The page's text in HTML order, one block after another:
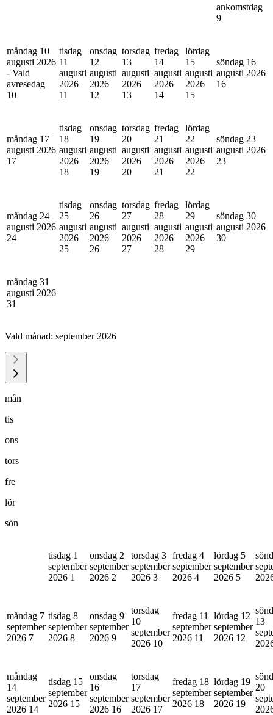
ankomstdag
9
måndag 10
augusti 2026
- Vald
avresedag
10
tisdag
11
augusti
2026
11
onsdag
12
augusti
2026
12
torsdag
13
augusti
2026
13
fredag
14
augusti
2026
14
lördag
15
augusti
2026
15
söndag 16
augusti 2026
16
måndag 17
augusti 2026
17
tisdag
18
augusti
2026
18
onsdag
19
augusti
2026
19
torsdag
20
augusti
2026
20
fredag
21
augusti
2026
21
lördag
22
augusti
2026
22
söndag 23
augusti 2026
23
måndag 24
augusti 2026
24
tisdag
25
augusti
2026
25
onsdag
26
augusti
2026
26
torsdag
27
augusti
2026
27
fredag
28
augusti
2026
28
lördag
29
augusti
2026
29
söndag 30
augusti 2026
30
måndag 31
augusti 2026
31
Vald månad: september 2026
mån
tis
ons
tors
fre
lör
sön
tisdag 1
september
2026 1
onsdag 2
september
2026 2
torsdag 3
september
2026 3
fredag 4
september
2026 4
lördag 5
september
2026 5
måndag 7
september
2026 7
tisdag 8
september
2026 8
onsdag 9
september
2026 9
torsdag
10
september
2026 10
fredag 11
september
2026 11
lördag 12
september
2026 12
13
måndag
14
september
2026 14
tisdag 15
september
2026 15
onsdag
16
september
2026 16
torsdag
17
september
2026 17
fredag 18
september
2026 18
lördag 19
september
2026 19
20